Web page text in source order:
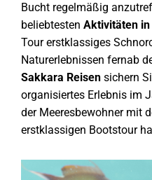
Bucht regelmäßig
beliebtesten Aktivitäten
Tour erstklassiges
Naturerlebnissen fernab
Sakkara Reisen sichern
organisiertes Erlebnis im
der Meeresbewohner mit
erstklassigen Bootstour